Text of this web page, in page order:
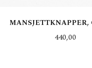
MANSJETTKNAPPER,
Pris
440,00